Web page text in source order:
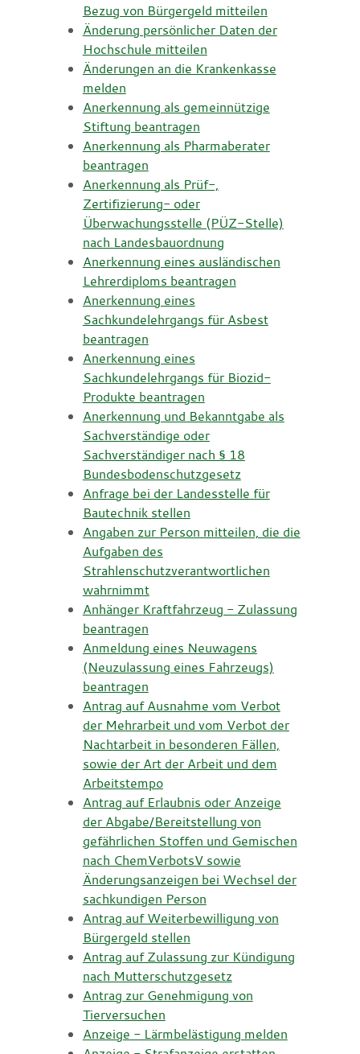
Bezug von Bürgergeld mitteilen
Änderung persönlicher Daten der
Hochschule mitteilen
Änderungen an die Krankenkasse
melden
Anerkennung als gemeinnützige
Stiftung beantragen
Anerkennung als Pharmaberater
beantragen
Anerkennung als Prüf-,
Zertifizierung- oder
Überwachungsstelle (PÜZ-Stelle)
nach Landesbauordnung
Anerkennung eines ausländischen
Lehrerdiploms beantragen
Anerkennung eines
Sachkundelehrgangs für Asbest
beantragen
Anerkennung eines
Sachkundelehrgangs für Biozid-
Produkte beantragen
Anerkennung und Bekanntgabe als
Sachverständige oder
Sachverständiger nach § 18
Bundesbodenschutzgesetz
Anfrage bei der Landesstelle für
Bautechnik stellen
Angaben zur Person mitteilen, die die
Aufgaben des
Strahlenschutzverantwortlichen
wahrnimmt
Anhänger Kraftfahrzeug - Zulassung
beantragen
Anmeldung eines Neuwagens
(Neuzulassung eines Fahrzeugs)
beantragen
Antrag auf Ausnahme vom Verbot
der Mehrarbeit und vom Verbot der
Nachtarbeit in besonderen Fällen,
sowie der Art der Arbeit und dem
Arbeitstempo
Antrag auf Erlaubnis oder Anzeige
der Abgabe/Bereitstellung von
gefährlichen Stoffen und Gemischen
nach ChemVerbotsV sowie
Änderungsanzeigen bei Wechsel der
sachkundigen Person
Antrag auf Weiterbewilligung von
Bürgergeld stellen
Antrag auf Zulassung zur Kündigung
nach Mutterschutzgesetz
Antrag zur Genehmigung von
Tierversuchen
Anzeige - Lärmbelästigung melden